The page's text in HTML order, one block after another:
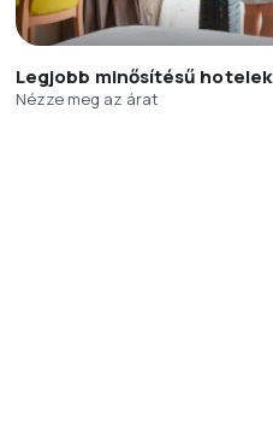
Legjobb minősítésű hotelek
Nézze meg az árat